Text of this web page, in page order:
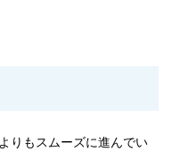
りもスムーズに進んでい